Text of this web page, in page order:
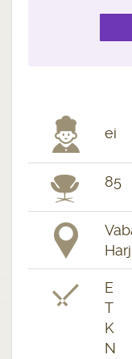
ei
85
E
T
K
N